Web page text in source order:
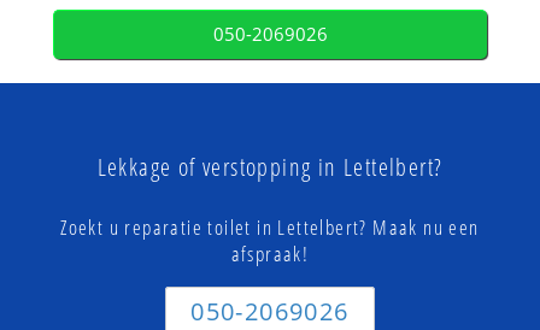
050-2069026
Lekkage of verstopping in Lettelbert?
Zoekt u reparatie toilet in Lettelbert? Maak nu een
afspraak!
050-2069026